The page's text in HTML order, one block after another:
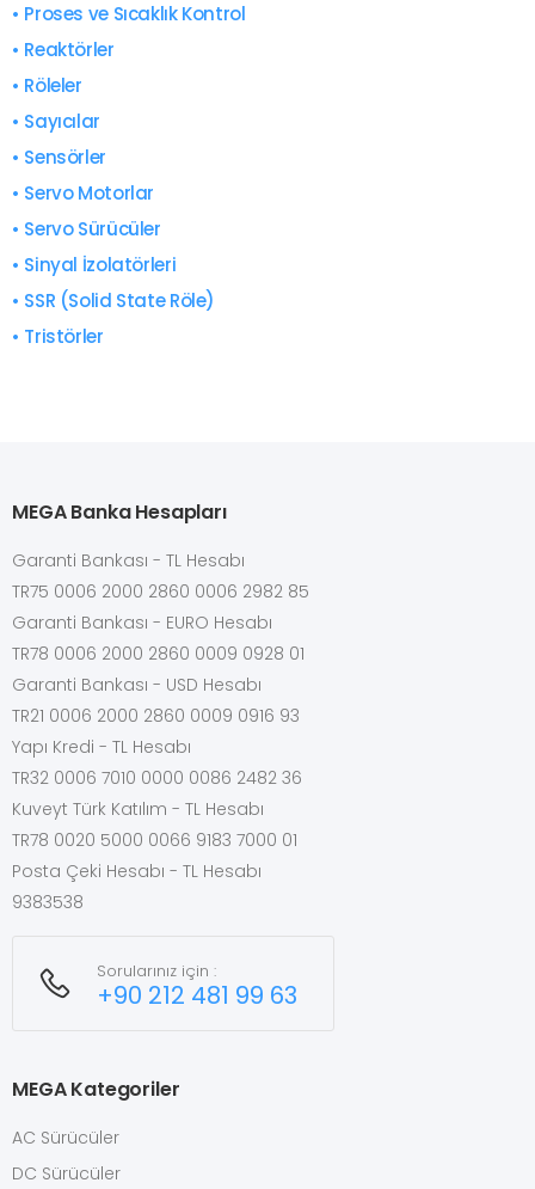
• Proses ve Sıcaklık Kontrol
• Reaktörler
• Röleler
• Sayıcılar
• Sensörler
• Servo Motorlar
• Servo Sürücüler
• Sinyal İzolatörleri
• SSR (Solid State Röle)
• Tristörler
MEGA Banka Hesapları
Garanti Bankası - TL Hesabı
TR75 0006 2000 2860 0006 2982 85
Garanti Bankası - EURO Hesabı
TR78 0006 2000 2860 0009 0928 01
Garanti Bankası - USD Hesabı
TR21 0006 2000 2860 0009 0916 93
Yapı Kredi - TL Hesabı
TR32 0006 7010 0000 0086 2482 36
Kuveyt Türk Katılım - TL Hesabı
TR78 0020 5000 0066 9183 7000 01
Posta Çeki Hesabı - TL Hesabı
9383538
Sorularınız için :
+90 212 481 99 63
MEGA Kategoriler
AC Sürücüler
DC Sürücüler